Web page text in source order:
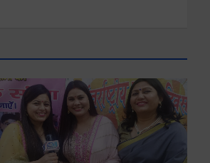
मुख्यमंत्री ने
प्रदान की विभिन्न